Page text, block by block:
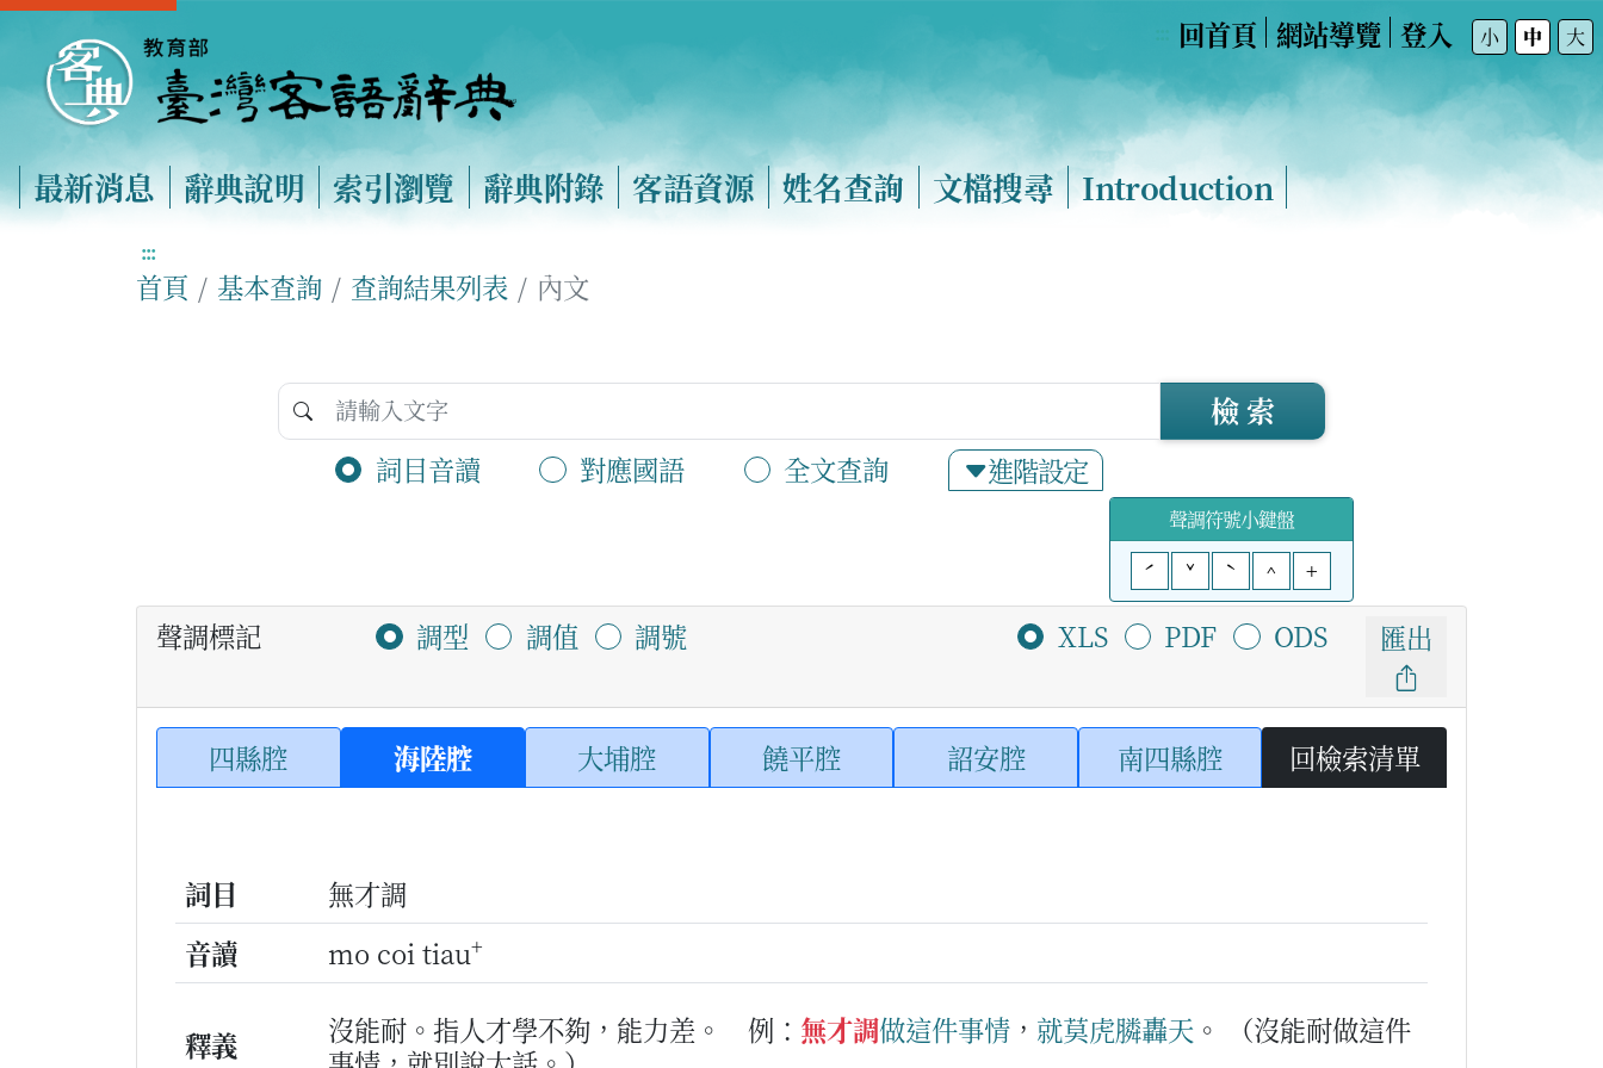
回首頁 網站導覽 登入 小 中 大
最新消息 辭典說明 索引瀏覽 辭典附錄 客語資源 姓名查詢 文檔搜尋 Introduction
:::
首頁 基本查詢 查詢結果列表 內文
詞目音讀 對應國語 全文查詢 進階設定
檢 索
聲調符號小鍵盤
ˊ
ˇ ˋ ^ +
聲調標記 調型 調值 調號 XLS PDF ODS 匯出
四縣腔 海陸腔 大埔腔 饒平腔 詔安腔 南四縣腔 回檢索清單
詞目
無才調
音讀
mo coi tiau+
釋義 沒能耐。指人才學不夠，能力差。 例： 無才調做這件事情 ， 就莫虎膦轟天 。
（沒能耐做這件